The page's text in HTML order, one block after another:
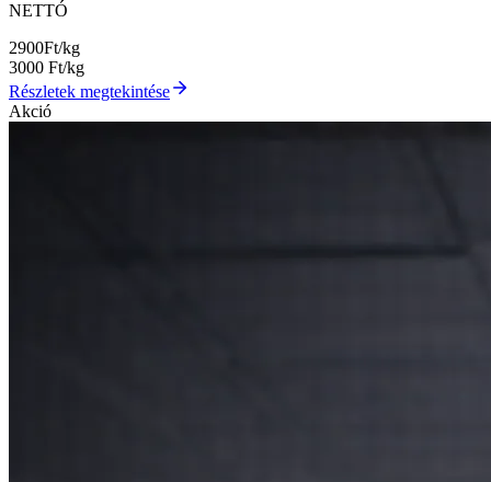
NETTÓ
2900Ft/kg
3000 Ft/kg
Részletek megtekintése
Akció